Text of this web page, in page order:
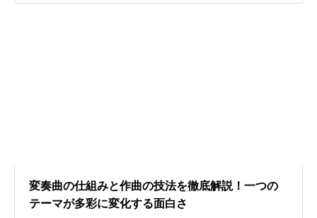
変奏曲の仕組みと作曲の技法を徹底解説！一つの
テーマが多彩に変化する面白さ